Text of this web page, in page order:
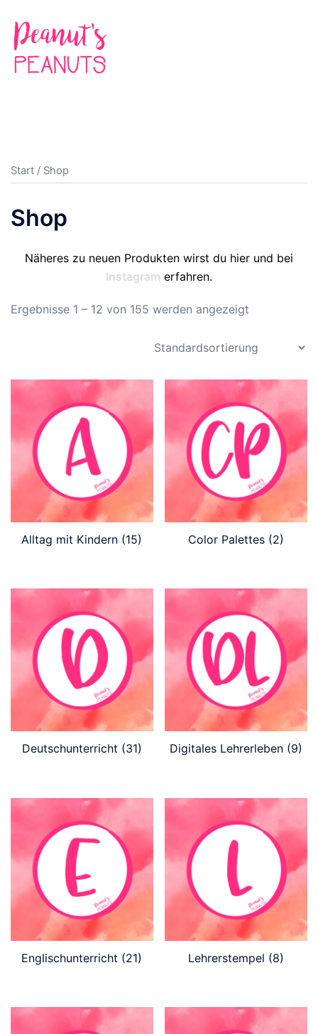
Inhalt
springen
Start / Shop
Shop
Näheres zu neuen Produkten wirst du hier und bei
Instagram erfahren.
Ergebnisse 1 – 12 von 155 werden angezeigt
Alltag mit Kindern (15) Color Palettes (2)
Deutschunterricht (31) Digitales Lehrerleben (9)
Englischunterricht (21) Lehrerstempel (8)